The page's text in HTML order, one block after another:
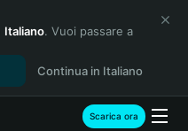
Italiano. Vuoi passare a
Continua in Italiano
Scarica ora